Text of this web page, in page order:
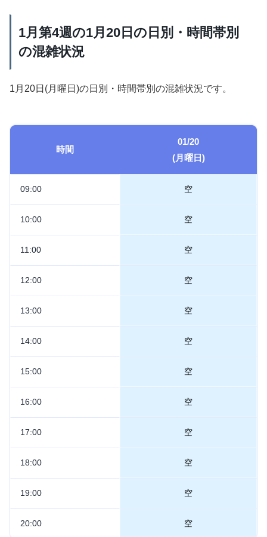
1月第4週の1月20日の日別・時間帯別
の混雑状況
1月20日(月曜日)の日別・時間帯別の混雑状況です。
時間
01/20
(月曜日)
09:00 空
10:00 空
11:00 空
12:00 空
13:00 空
14:00 空
15:00 空
16:00 空
17:00 空
18:00 空
19:00 空
20:00 空